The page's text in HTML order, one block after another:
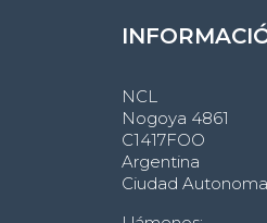
NCL
Nogoya 4861
C1417FOO
Argentina
Ciudad